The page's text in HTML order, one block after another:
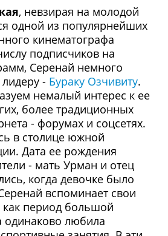
, невзирая на молодой
одной из популярнейших
кинематографа
подписчиков на
Серенай немного
лидеру - Бураку Озчивиту.
немалый интерес к ее
более традиционных
- форумах и соцсетях.
в столице южной
Дата ее рождения
- мать Урман и отец
когда девочке было
вспоминает свои
период большой
одинаково любила